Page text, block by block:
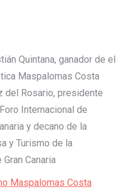
Quintana, ganador de el
Maspalomas Costa
del Rosario, presidente
Internacional de
y decano de la
y Turismo de la
Canaria
Maspalomas Costa